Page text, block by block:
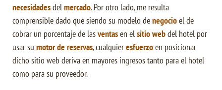
necesidadesdelmercado. Por otro lado, me resulta
comprensible dado que siendo su modelo denegocioel de
cobrar un porcentaje de lasventasen elsitio webdel hotel por
usar su motor de reservas, cualquieresfuerzoen posicionar
dicho sitio web deriva en mayores ingresos tanto para el hotel
como para su proveedor.